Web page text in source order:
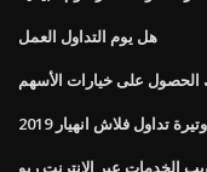
هل يوم التداول العمل
على خيارات الأسهم
تداول فلاش انهيار 2019
الخدمات عبر الإنترنت ريو